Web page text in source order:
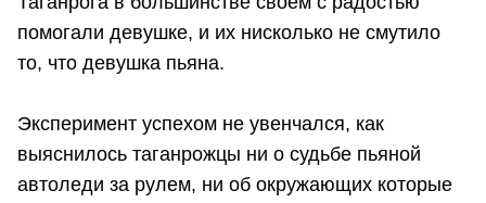
помогали девушке, и их нисколько не смутило
то, что девушка пьяна.
Эксперимент успехом не увенчался, как
выяснилось таганрожцы ни о судьбе пьяной
автоледи за рулем, ни об окружающих которые